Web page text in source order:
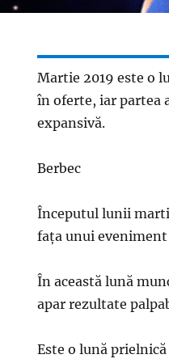
Martie 2019 este o
în oferte, iar partea
expansivă.
Berbec
Începutul lunii
faţa unui
În această lună
apar rezultate
Este o lună